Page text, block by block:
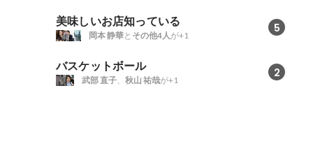
美味しいお店知っている 5
岡本 静華と その他4人が+1
バスケットボール 2
武部 直子、 秋山 祐哉が+1